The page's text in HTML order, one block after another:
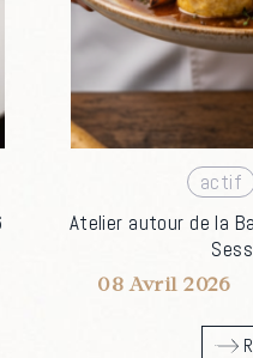
actif
Atelier autour de la
08 Avril 2026